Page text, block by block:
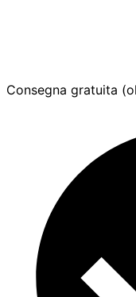
Consegna gratuita